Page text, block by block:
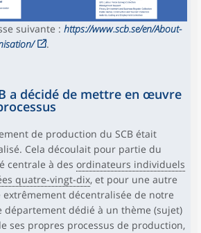
suivante : https://www.scb.se/en/About-
.
a décidé de mettre en œuvre
de production du SCB était
Cela découlait pour partie du
centrale à des ordinateurs individuels
quatre-vingt-dix, et pour une autre
décentralisée de notre
dédié à un thème (sujet)
ses propres processus de production,